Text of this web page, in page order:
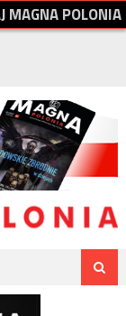
JMAGNAPOLONIA